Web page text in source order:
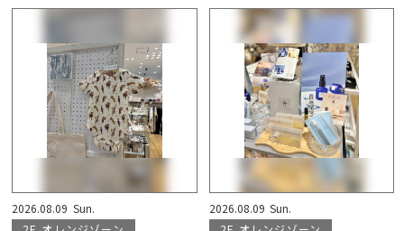
2026.08.09 Sun.
2026.08.09 Sun.